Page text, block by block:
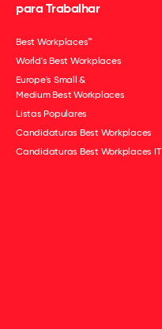
para Trabalhar
Best Workplaces™
World's Best Workplaces
Europe's Small &
Medium Best Workplaces
Listas Populares
Candidaturas Best Workplaces
Candidaturas Best Workplaces IT